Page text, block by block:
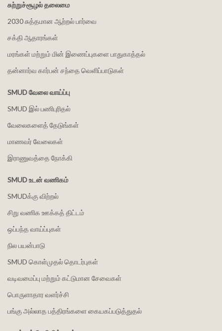
சுற்றுச்சூழல் தலைமை
2030 சுத்தமான ஆற்றல் பார்வை
சக்தி ஆதாரங்கள்
மரங்கள் மற்றும் மின் இணைப்புகளை பாதுகாத்தல்
தன்னார்வ கார்பன் சந்தை வெளிப்பாடுகள்
SMUD வேலை வாய்ப்பு
SMUD இல் பணிபுரிதல்
வேலைகளைத் தேடுங்கள்
மாணவர் வேலைகள்
இராணுவத்தை நோக்கி
SMUD உடன் வணிகம்
SMUDக்கு விற்றல்
சிறு வணிக ஊக்கத் திட்டம்
ஒப்பந்த வாய்ப்புகள்
நில பயன்பாடு
SMUD கொள்முதல் தொடர்புகள்
வடிவமைப்பு மற்றும் கட்டுமான சேவைகள்
பொருளாதார வளர்ச்சி
பங்கு அல்லாத பத்திரங்களை கையகப்படுத்துதல்